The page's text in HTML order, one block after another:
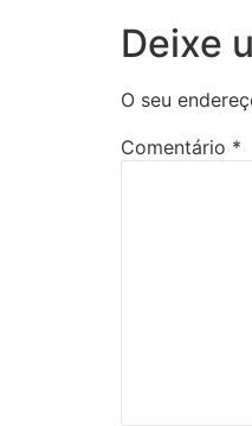
Deixe
O seu
Comentário *